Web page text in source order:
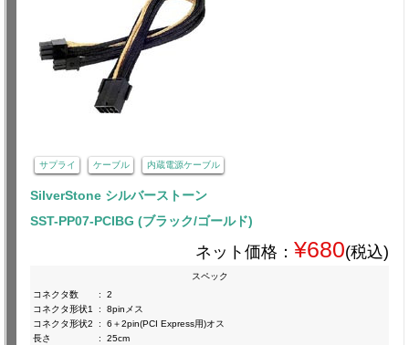
サプライ ケーブル 内蔵電源ケーブル
SilverStone シルバーストーン
SST-PP07-PCIBG (ブラック/ゴールド)
ネット価格： ¥680(税込)
スペック
コネクタ数
:
2
コネクタ形状1
:
8pinメス
コネクタ形状2
:
6＋2pin(PCI Express用)オス
長さ
: 25cm